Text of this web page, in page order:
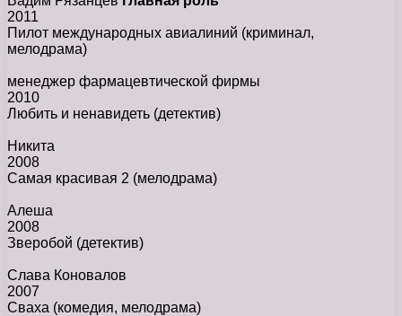
2011
Пилот международных авиалиний (криминал,
мелодрама)
менеджер фармацевтической фирмы
2010
Любить и ненавидеть (детектив)
Никита
2008
Самая красивая 2 (мелодрама)
Алеша
2008
Зверобой (детектив)
Слава Коновалов
2007
Сваха (комедия, мелодрама)